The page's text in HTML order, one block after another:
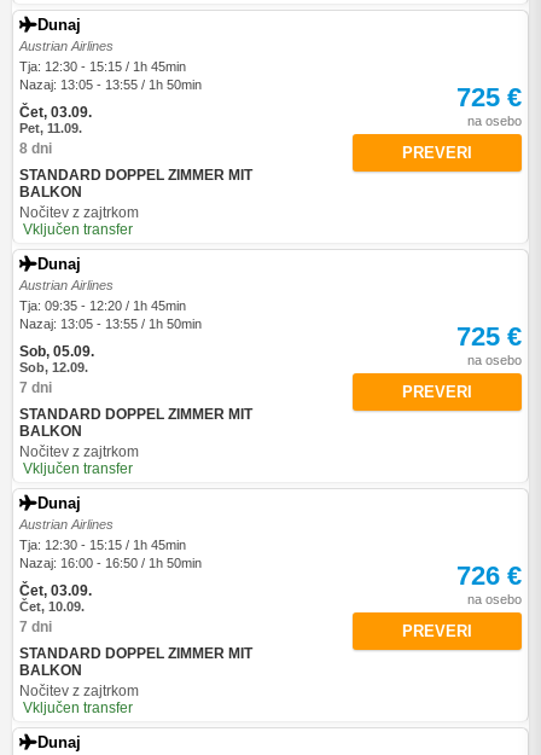
Dunaj
Austrian Airlines
Tja: 12:30 - 15:15 / 1h 45min
Nazaj: 13:05 - 13:55 / 1h 50min
Čet, 03.09.
Pet, 11.09.
8 dni
STANDARD DOPPEL ZIMMER MIT
BALKON
Nočitev z zajtrkom
Vključen transfer
725 €
na osebo
PREVERI
Dunaj
Austrian Airlines
Tja: 09:35 - 12:20 / 1h 45min
Nazaj: 13:05 - 13:55 / 1h 50min
Sob, 05.09.
Sob, 12.09.
7 dni
STANDARD DOPPEL ZIMMER MIT
BALKON
Nočitev z zajtrkom
Vključen transfer
725 €
na osebo
PREVERI
Dunaj
Austrian Airlines
Tja: 12:30 - 15:15 / 1h 45min
Nazaj: 16:00 - 16:50 / 1h 50min
Čet, 03.09.
Čet, 10.09.
7 dni
STANDARD DOPPEL ZIMMER MIT
BALKON
Nočitev z zajtrkom
Vključen transfer
726 €
na osebo
PREVERI
Dunaj